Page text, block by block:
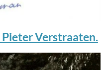
Verstraaten.